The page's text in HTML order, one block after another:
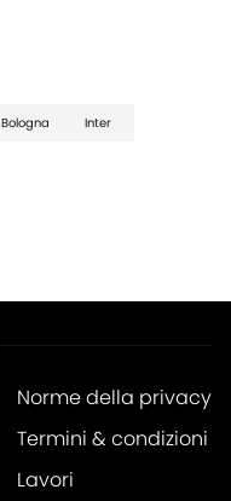
Bologna Inter
Norme della privacy
Termini & condizioni
Lavori